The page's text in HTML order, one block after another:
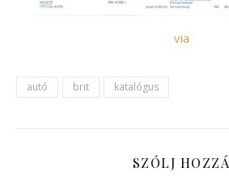
via
autó brit katalógus
SZÓLJ HOZZÁ